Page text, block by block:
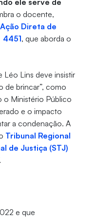
ele serve de
o docente,
Ação Direta de
4451, que aborda o
Léo Lins deve insistir
de brincar”, como
o Ministério Público
e o impacto
a condenação. A
Tribunal Regional
de Justiça (STJ)
e que